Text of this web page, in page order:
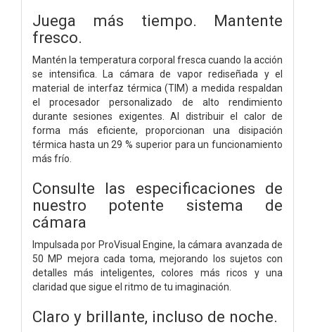
Juega más tiempo. Mantente
fresco.
Mantén la temperatura corporal fresca cuando la acción
se intensifica. La cámara de vapor rediseñada y el
material de interfaz térmica (TIM) a medida respaldan
el procesador personalizado de alto rendimiento
durante sesiones exigentes. Al distribuir el calor de
forma más eficiente, proporcionan una disipación
térmica hasta un 29 % superior para un funcionamiento
más frío.
Consulte las especificaciones de
nuestro potente sistema de
cámara
Impulsada por ProVisual Engine, la cámara avanzada de
50 MP mejora cada toma, mejorando los sujetos con
detalles más inteligentes, colores más ricos y una
claridad que sigue el ritmo de tu imaginación.
Claro y brillante, incluso de noche.